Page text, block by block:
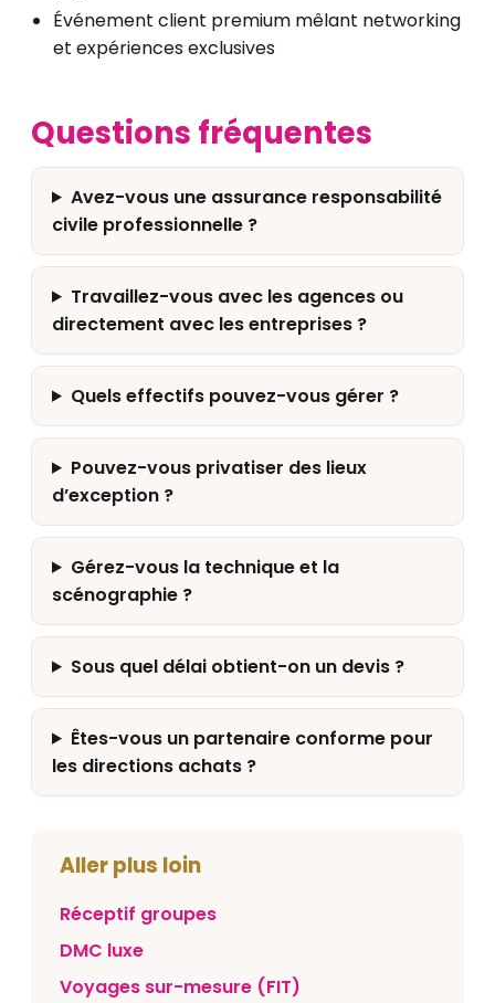
Événement client premium mêlant networking
et expériences exclusives
Questions fréquentes
Avez-vous une assurance responsabilité
civile professionnelle ?
Travaillez-vous avec les agences ou
directement avec les entreprises ?
Quels effectifs pouvez-vous gérer ?
Pouvez-vous privatiser des lieux
d’exception ?
Gérez-vous la technique et la
scénographie ?
Sous quel délai obtient-on un devis ?
Êtes-vous un partenaire conforme pour
les directions achats ?
Aller plus loin
Réceptif groupes
DMC luxe
Voyages sur-mesure (FIT)